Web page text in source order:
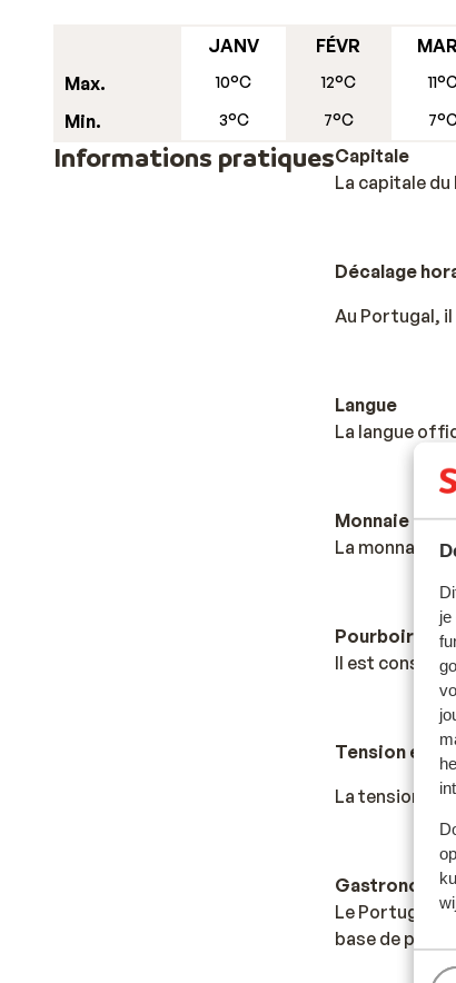
Max.
Min.
JANV
10°C
3°C
FÉVR
12°C
7°C
Informations pratiquesCapitale
La capitale
Décalage
Au Portugal,
Langue
La langue
Monnaie
La monnaie
Pourboire
Il est
Tension
La tension
Gastronomie
Le Portugal
base de